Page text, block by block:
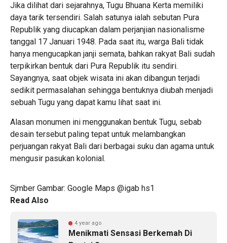
Jika dilihat dari sejarahnya, Tugu Bhuana Kerta memiliki
daya tarik tersendiri. Salah satunya ialah sebutan Pura
Republik yang diucapkan dalam perjanjian nasionalisme
tanggal 17 Januari 1948. Pada saat itu, warga Bali tidak
hanya mengucapkan janji semata, bahkan rakyat Bali sudah
terpikirkan bentuk dari Pura Republik itu sendiri.
Sayangnya, saat objek wisata ini akan dibangun terjadi
sedikit permasalahan sehingga bentuknya diubah menjadi
sebuah Tugu yang dapat kamu lihat saat ini.
Alasan monumen ini menggunakan bentuk Tugu, sebab
desain tersebut paling tepat untuk melambangkan
perjuangan rakyat Bali dari berbagai suku dan agama untuk
mengusir pasukan kolonial.
Sjmber Gambar: Google Maps @igab hs1
Read Also
4 year ago
Menikmati Sensasi Berkemah Di